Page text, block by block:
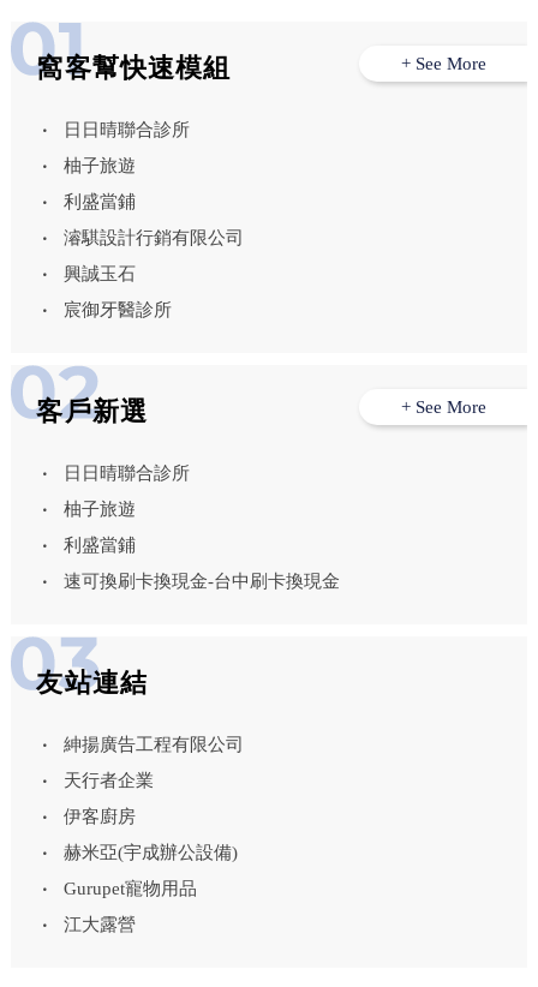
窩客幫快速模組
日日晴聯合診所
柚子旅遊
利盛當鋪
濬騏設計行銷有限公司
興誠玉石
宸御牙醫診所
+ See More
客戶新選
日日晴聯合診所
柚子旅遊
利盛當鋪
速可換刷卡換現金-台中刷卡換現金
+ See More
友站連結
紳揚廣告工程有限公司
天行者企業
伊客廚房
赫米亞(宇成辦公設備)
Gurupet寵物用品
江大露營